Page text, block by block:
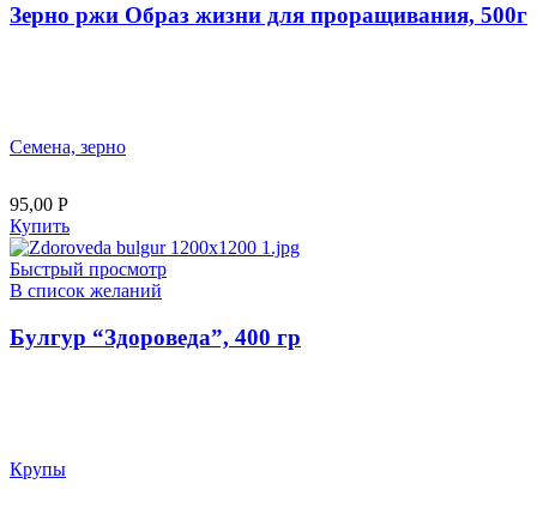
Зерно ржи Образ жизни для проращивания, 500г
Семена, зерно
95,00 Р
Купить
Быстрый просмотр
В список желаний
Булгур “Здороведа”, 400 гр
Крупы